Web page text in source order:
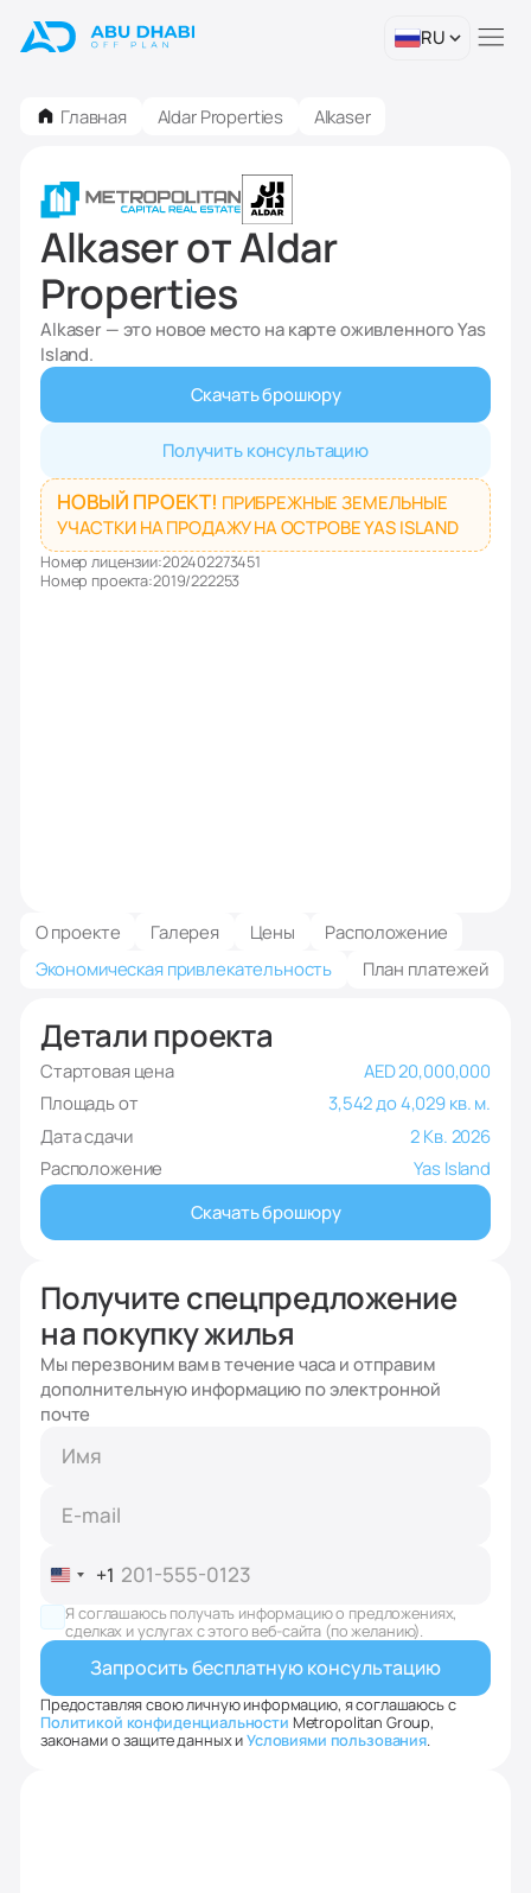
RU
Главная Aldar Properties Alkaser
Alkaser от Aldar
Properties
Alkaser — это новое место на карте оживленного Yas
Island.
Скачать брошюру
Получить консультацию
НОВЫЙ ПРОЕКТ! ПРИБРЕЖНЫЕ ЗЕМЕЛЬНЫЕ
УЧАСТКИ НА ПРОДАЖУ НА ОСТРОВЕ YAS ISLAND
Номер лицензии:202402273451
Номер проекта:2019/222253
О проекте Галерея Цены
Расположение
Экономическая привлекательность
План платежей
Детали проекта
Стартовая цена
AED 20,000,000
Площадь от
3,542 до 4,029 кв. м.
Дата сдачи
2 Кв. 2026
Расположение
Yas Island
Скачать брошюру
Получите спецпредложение
на покупку жилья
Мы перезвоним вам в течение часа и отправим
дополнительную информацию по электронной
почте
United
States
+1
+1
Я соглашаюсь получать информацию о предложениях,
сделках и услугах с этого веб-сайта (по желанию).
Предоставляя свою личную информацию, я соглашаюсь с
Политикой конфиденциальности Metropolitan Group,
законами о защите данных иУсловиями пользования.